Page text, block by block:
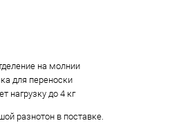
на молнии
для переноски
нагрузку до 4 кг
разнотон в поставке.